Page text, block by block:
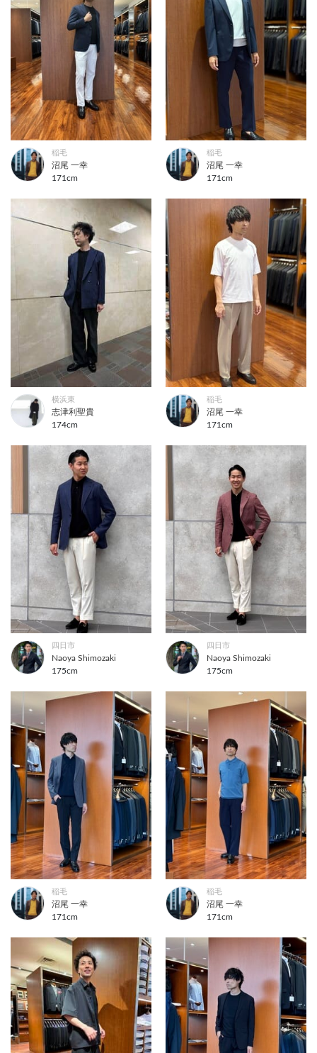
稲毛
沼尾 一幸
171cm
稲毛
沼尾 一幸
171cm
横浜東
志津利聖貴
174cm
稲毛
沼尾 一幸
171cm
四日市
Naoya Shimozaki
175cm
四日市
Naoya Shimozaki
175cm
稲毛
沼尾 一幸
171cm
稲毛
沼尾 一幸
171cm